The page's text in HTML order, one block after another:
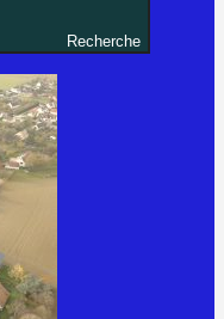
Recherche